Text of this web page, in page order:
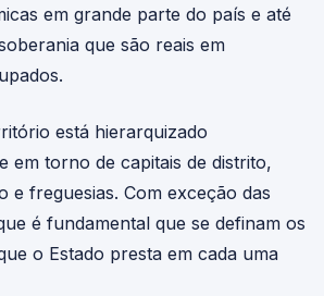
em grande parte do país e até
que são reais em
está hierarquizado
em torno de capitais de distrito,
e freguesias. Com exceção das
é fundamental que se definam os
o Estado presta em cada uma